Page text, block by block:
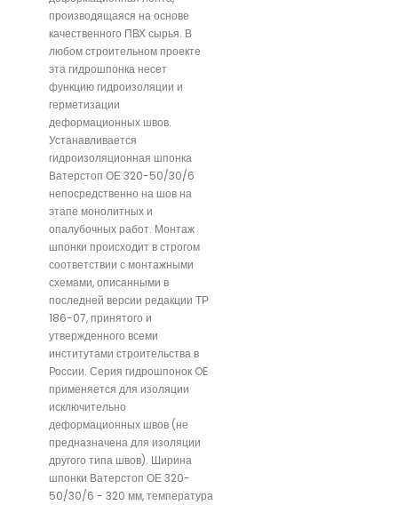
производящаяся на основе
качественного ПВХ сырья. В
любом строительном проекте
эта гидрошпонка несет
функцию гидроизоляции и
герметизации
деформационных швов.
Устанавливается
гидроизоляционная шпонка
Ватерстоп ОЕ 320-50/30/6
непосредственно на шов на
этапе монолитных и
опалубочных работ. Монтаж
шпонки происходит в строгом
соответствии с монтажными
схемами, описанными в
последней версии редакции ТР
186-07, принятого и
утвержденного всеми
институтами строительства в
России. Серия гидрошпонок OE
применяется для изоляции
исключительно
деформационных швов (не
предназначена для изоляции
другого типа швов). Ширина
шпонки Ватерстоп ОЕ 320-
50/30/6 - 320 мм, температура